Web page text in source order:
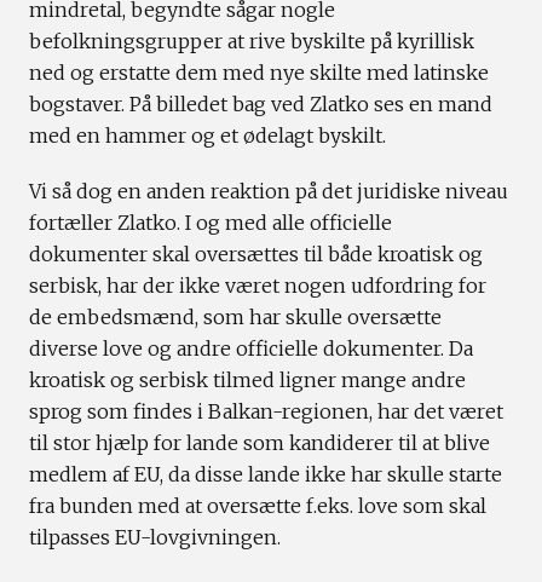
mindretal, begyndte sågar nogle
befolkningsgrupper at rive byskilte på kyrillisk
ned og erstatte dem med nye skilte med latinske
bogstaver. På billedet bag ved Zlatko ses en mand
med en hammer og et ødelagt byskilt.
Vi så dog en anden reaktion på det juridiske niveau
fortæller Zlatko. I og med alle officielle
dokumenter skal oversættes til både kroatisk og
serbisk, har der ikke været nogen udfordring for
de embedsmænd, som har skulle oversætte
diverse love og andre officielle dokumenter. Da
kroatisk og serbisk tilmed ligner mange andre
sprog som findes i Balkan-regionen, har det været
til stor hjælp for lande som kandiderer til at blive
medlem af EU, da disse lande ikke har skulle starte
fra bunden med at oversætte f.eks. love som skal
tilpasses EU-lovgivningen.